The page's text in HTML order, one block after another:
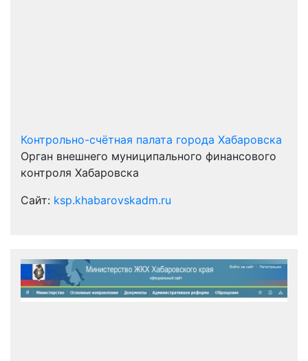
Контрольно-счётная палата города Хабаровска
Орган внешнего муниципального финансового
контроля Хабаровска
Сайт: ksp.khabarovskadm.ru